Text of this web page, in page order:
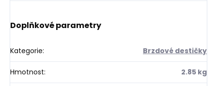
Doplňkové parametry
Kategorie: Brzdové destičky
Hmotnost: 2.85 kg